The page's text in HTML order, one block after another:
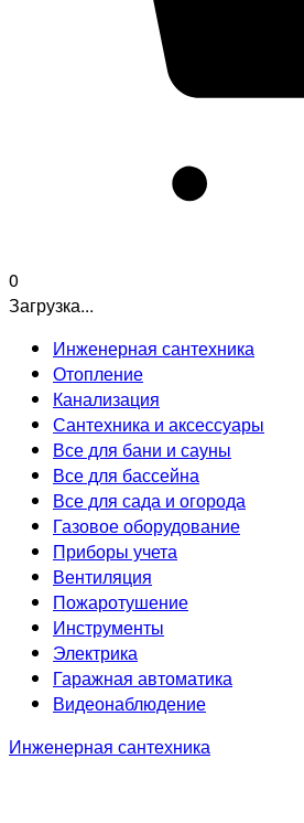
0
Загрузка...
Инженерная сантехника
Отопление
Канализация
Сантехника и аксессуары
Все для бани и сауны
Все для бассейна
Все для сада и огорода
Газовое оборудование
Приборы учета
Вентиляция
Пожаротушение
Инструменты
Электрика
Гаражная автоматика
Видеонаблюдение
Инженерная сантехника